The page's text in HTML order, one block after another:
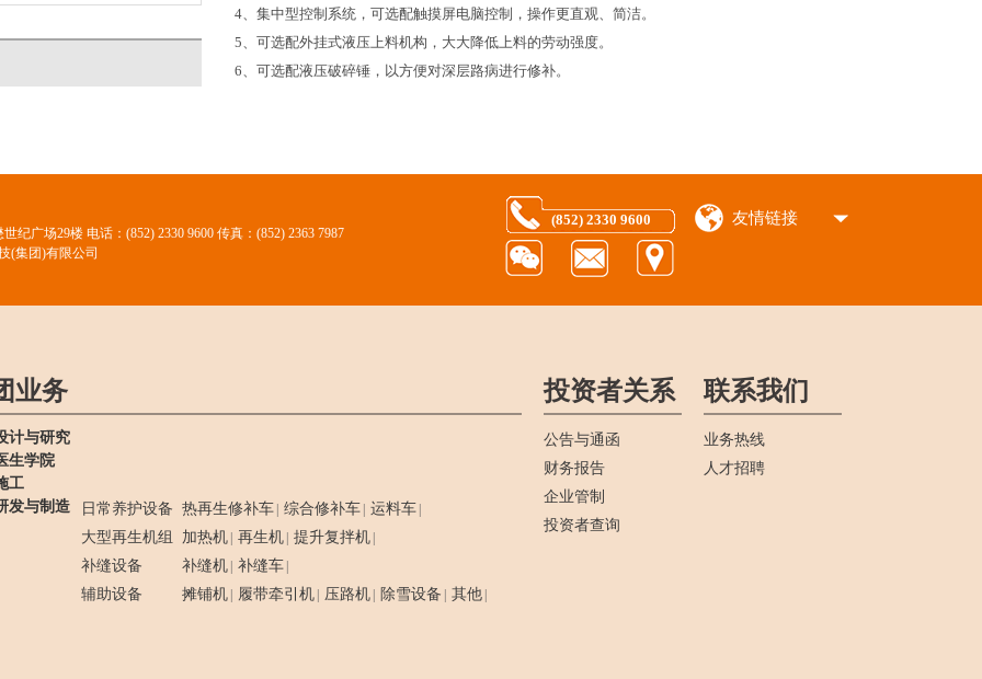
4、集中型控制系统，可选配触摸屏电脑控制，操作更直观、简洁。
5、可选配外挂式液压上料机构，大大降低上料的劳动强度。
6、可选配液压破碎锤，以方便对深层路病进行修补。
世纪广场29楼 电话：(852) 2330 9600 传真：(852) 2363 7987
(集团)有限公司
友情链接
(852) 2330 9600
业务
计与研究
生学院
工
发与制造
日常养护设备 热再生修补车 综合修补车 运料车
大型再生机组 加热机 再生机 提升复拌机
补缝设备 补缝机 补缝车
辅助设备 摊铺机 履带牵引机 压路机 除雪设备 其他
投资者关系
公告与通函
财务报告
企业管制
投资者查询
联系我们
业务热线
人才招聘